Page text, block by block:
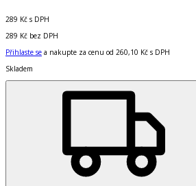
289 Kč s DPH
289 Kč bez DPH
Přihlaste se a nakupte za cenu od 260,10 Kč s DPH
Skladem